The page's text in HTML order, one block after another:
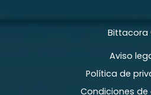
Bittacora
Aviso
Política de
Condiciones